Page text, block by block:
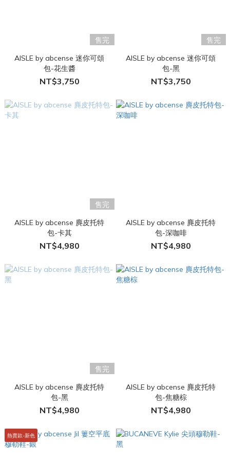
售完
AISLE by abcense 迷你可頌
包-花生醬
NT$3,750
售完
AISLE by abcense 迷你可頌
包-黑
NT$3,750
售完
AISLE by abcense 麂皮托特
包-卡其
NT$4,980
AISLE by abcense 麂皮托特
包-深咖啡
NT$4,980
售完
AISLE by abcense 麂皮托特
包-黑
NT$4,980
AISLE by abcense 麂皮托特
包-焦糖棕
NT$4,980
熱賣款-新色